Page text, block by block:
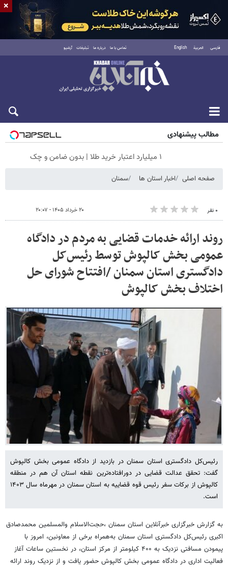
فارسی العربية English تماس با ما درباره ما تبلیغات آرشیو
جمعه ۱۶ مرداد ۱۴۰۵
مطالب پیشنهادی
۱ میلیارد اعتبار خرید طلا | بدون ضامن و چک
صفحه اصلی اخبار استان ها سمنان
۰ نفر ۲۰ خرداد ۱۴۰۵ - ۲۰:۰۷
روند ارائه خدمات قضایی به مردم در دادگاه
عمومی بخش کالپوش توسط رئیس‌کل
دادگستری استان سمنان /افتتاح شورای حل
اختلاف بخش کالپوش
رئیس‌کل دادگستری استان سمنان در بازدید از دادگاه عمومی بخش کالپوش
گفت: تحقق عدالت قضایی در دورافتاده‌ترین نقطه استان آن هم در منطقه
کالپوش از برکات سفر رئیس قوه قضاییه به استان سمنان در مهرماه سال ۱۴۰۳
است.
به گزارش خبرگزاری خبرآنلاین استان سمنان ،حجت‌الاسلام والمسلمین محمدصادق
اکبری رئیس‌کل دادگستری استان سمنان به‌همراه برخی از معاونین، امروز با
پیمودن مسافتی نزدیک به ۴۰۰ کیلومتر از مرکز استان، در نخستین ساعات آغاز
فعالیت اداری در دادگاه عمومی بخش کالپوش حضور یافت و از نزدیک روند ارائه
×